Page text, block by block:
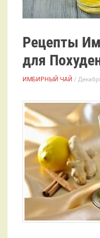
Рецепты
для
ИМБИРНЫЙ ЧАЙ /